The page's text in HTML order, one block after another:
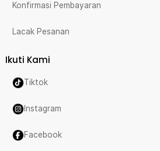
Konfirmasi Pembayaran
Lacak Pesanan
Ikuti Kami
Tiktok
Instagram
Facebook